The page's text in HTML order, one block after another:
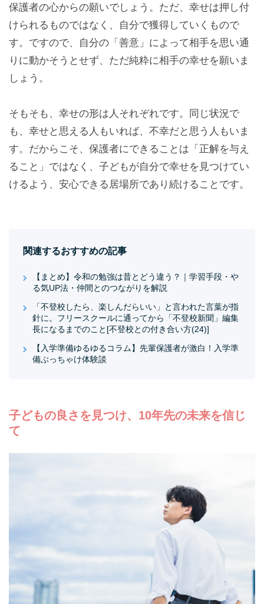
保護者の心からの願いでしょう。ただ、幸せは押し付
けられるものではなく、自分で獲得していくもので
す。ですので、自分の「善意」によって相手を思い通
りに動かそうとせず、ただ純粋に相手の幸せを願いま
しょう。
そもそも、幸せの形は人それぞれです。同じ状況で
も、幸せと思える人もいれば、不幸だと思う人もいま
す。だからこそ、保護者にできることは「正解を与え
ること」ではなく、子どもが自分で幸せを見つけてい
けるよう、安心できる居場所であり続けることです。
関連するおすすめの記事
【まとめ】令和の勉強は昔とどう違う？｜学習手段・や
る気UP法・仲間とのつながりを解説
「不登校したら、楽しんだらいい」と言われた言葉が指
針に。フリースクールに通ってから「不登校新聞」編集
長になるまでのこと[不登校との付き合い方(24)]
【入学準備ゆるゆるコラム】先輩保護者が激白！入学準
備ぶっちゃけ体験談
子どもの良さを見つけ、10年先の未来を信じ
て